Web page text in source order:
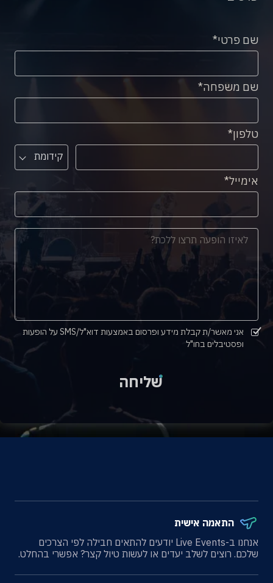
שם פרטי
שם משפחה
טלפון
קידומת
אימייל
אני מאשר/ת קבלת מידע ופרסום באמצעות דוא"ל/SMS על הופעות
ופסטיבלים בחו"ל
שליחה
התאמה אישית
אנחנו ב-Live Events יודעים להתאים חבילה לפי הצרכים
שלכם. רוצים לשלב יעדים או לעשות טיול קצר? אפשרי בהחלט.